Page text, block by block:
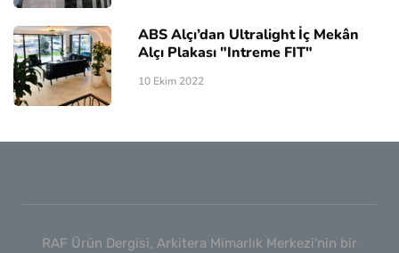
ABS Alçı’dan Ultralight İç Mekân
Alçı Plakası "Intreme FIT"
10 Ekim 2022
RAF Ürün Dergisi, Arkitera Mimarlık Merkezi'nin bir